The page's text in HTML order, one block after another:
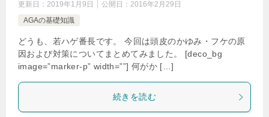
更新日： 2019年1月9日 公開日： 2016年2月29日
AGAの基礎知識
どうも、若ハゲ番長です。 今回は頭皮のかゆみ・フケの原
因および対策についてまとめてみました。 [deco_bg
image=”marker-p” width=””] 何がか […]
続きを読む